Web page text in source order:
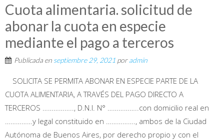
Cuota alimentaria. solicitud de
abonar la cuota en especie
mediante el pago a terceros
Publicada en septiembre 29, 2021 poradmin
SOLICITA SE PERMITA ABONAR EN ESPECIE PARTE DE LA
CUOTA ALIMENTARIA, A TRAVÉS DEL PAGO DIRECTO A
TERCEROS …………….., D.N.I. N° ……………..con domicilio real en
……………y legal constituido en ……………., ambos de la Ciudad
Autónoma de Buenos Aires, por derecho propio y con el